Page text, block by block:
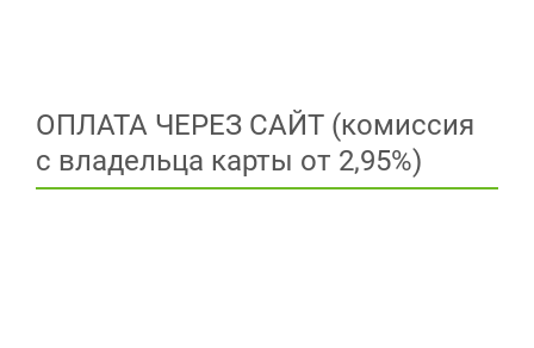
ОПЛАТА ЧЕРЕЗ САЙТ (комиссия
с владельца карты от 2,95%)